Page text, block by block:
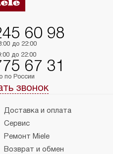
60 98
до 22:00
до 22:00
67 31
по России
звонок
Доставка и оплата
Сервис
Ремонт Miele
Возврат и обмен